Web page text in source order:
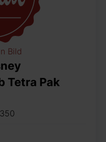
Bild
Tetra Pak